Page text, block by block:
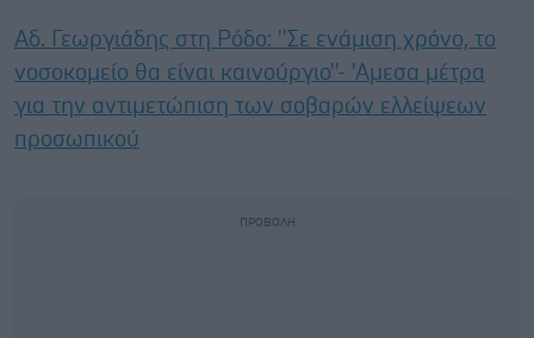
Αδ. Γεωργιάδης στη Ρόδο: ''Σε ενάμιση χρόνο, το
νοσοκομείο θα είναι καινούργιο''- 'Αμεσα μέτρα
για την αντιμετώπιση των σοβαρών ελλείψεων
προσωπικού